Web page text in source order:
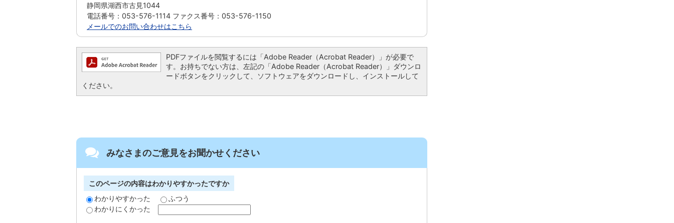
静岡県湖西市古見1044
電話番号：053-576-1114 ファクス番号：053-576-1150
メールでのお問い合わせはこちら
PDFファイルを閲覧するには「Adobe Reader（Acrobat Reader）」が必要で
す。お持ちでない方は、左記の「Adobe Reader（Acrobat Reader）」ダウンロ
ードボタンをクリックして、ソフトウェアをダウンロードし、インストールして
ください。
みなさまのご意見をお聞かせください
このページの内容はわかりやすかったですか
わかりやすかった
ふつう
わかりにくかった